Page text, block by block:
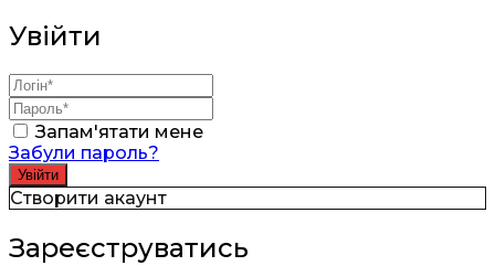
Увійти
Запам'ятати мене
Забули пароль?
Створити акаунт
Зареєструватись